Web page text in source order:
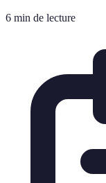
6 min de lecture